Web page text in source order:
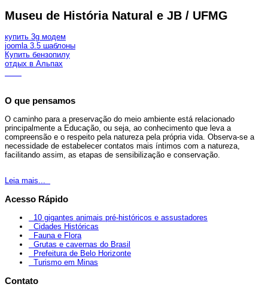
Museu de História Natural e JB / UFMG
купить 3g модем
joomla 3.5 шаблоны
Купить бензопилу
отдых в Альпах
O que pensamos
O caminho para a preservação do meio ambiente está relacionado
principalmente a Educação, ou seja, ao conhecimento que leva a
compreensão e o respeito pela natureza pela própria vida. Observa-se a
necessidade de estabelecer contatos mais íntimos com a natureza,
facilitando assim, as etapas de sensibilização e conservação.
Leia mais...
Acesso Rápido
10 gigantes animais pré-históricos e assustadores
Cidades Históricas
Fauna e Flora
Grutas e cavernas do Brasil
Prefeitura de Belo Horizonte
Turismo em Minas
Contato